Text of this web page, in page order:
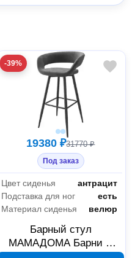
-39%
19380 ₽31770 ₽
Под заказ
Цвет сиденья
антрацит
Подставка для ног
есть
Материал сиденья
велюр
Барный стул
МАМАДОМА Барни Р